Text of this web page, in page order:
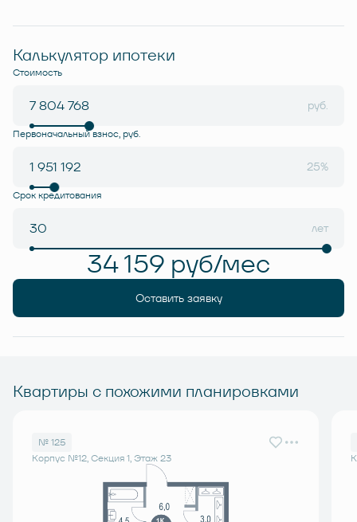
Калькулятор ипотеки
Стоимость
руб.
Первоначальный взнос, руб.
25%
Срок кредитования
лет
34 159 руб/мес
Оставить заявку
Квартиры с похожими планировками
№ 125
Корпус №12, Секция 1, Этаж 23